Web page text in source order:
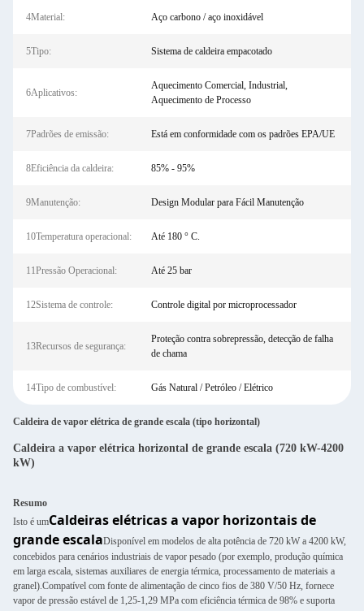
4Material: Aço carbono / aço inoxidável
5Tipo: Sistema de caldeira empacotado
6Aplicativos:
Aquecimento Comercial, Industrial,
Aquecimento de Processo
7Padrões de emissão: Está em conformidade com os padrões EPA/UE
8Eficiência da caldeira: 85% - 95%
9Manutenção: Design Modular para Fácil Manutenção
10Temperatura operacional: Até 180 ° C.
11Pressão Operacional: Até 25 bar
12Sistema de controle: Controle digital por microprocessador
13Recursos de segurança:
Proteção contra sobrepressão, detecção de falha
de chama
14Tipo de combustível: Gás Natural / Petróleo / Elétrico
Caldeira de vapor elétrica de grande escala (tipo horizontal)
Caldeira a vapor elétrica horizontal de grande escala (720 kW-4200
kW)
Resumo
Isto é umCaldeiras elétricas a vapor horizontais de
grande escalaDisponível em modelos de alta potência de 720 kW a 4200 kW,
concebidos para cenários industriais de vapor pesado (por exemplo, produção química
em larga escala, sistemas auxiliares de energia térmica, processamento de materiais a
granel).Compatível com fonte de alimentação de cinco fios de 380 V/50 Hz, fornece
vapor de pressão estável de 1,25-1,29 MPa com eficiência térmica de 98% e suporta